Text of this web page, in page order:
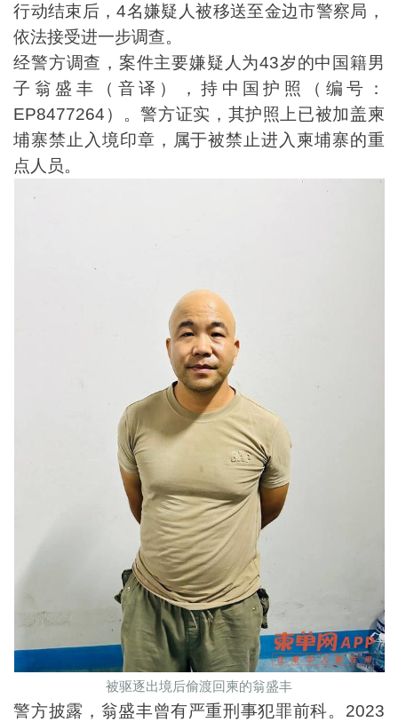
行动结束后，4名嫌疑人被移送至金边市警察局，
依法接受进一步调查。
经警方调查，案件主要嫌疑人为43岁的中国籍男
子翁盛丰（音译），持中国护照（编号：
EP8477264）。警方证实，其护照上已被加盖柬
埔寨禁止入境印章，属于被禁止进入柬埔寨的重
点人员。
被驱逐出境后偷渡回柬的翁盛丰
警方披露，翁盛丰曾有严重刑事犯罪前科。2023